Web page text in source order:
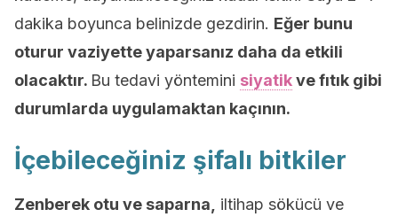
dakika boyunca belinizde gezdirin. Eğer bunu
oturur vaziyette yaparsanız daha da etkili
olacaktır. Bu tedavi yöntemini siyatikve fıtık gibi
durumlarda uygulamaktan kaçının.
İçebileceğiniz şifalı bitkiler
Zenberek otu ve saparna,
iltihap sökücü ve